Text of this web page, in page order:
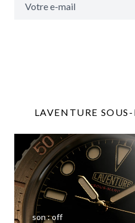
LAVENTURE
son :off